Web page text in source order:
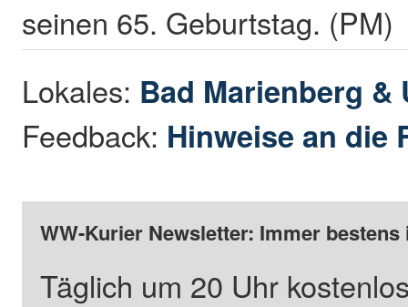
seinen 65. Geburtstag. (PM)
Lokales: Bad Marienberg &
Feedback: Hinweise an die
WW-Kurier Newsletter: Immer
Täglich um 20 Uhr